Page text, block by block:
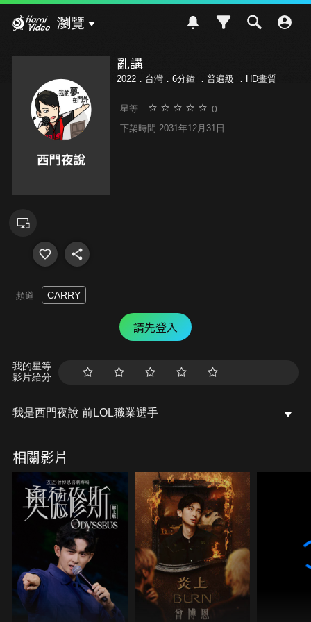
瀏覽
亂講
2022．台灣．6分鐘 ． 普遍級 ．HD畫質
星等 0
下架時間 2031年12月31日
頻道 CARRY
請先登入
我的星等
影片給分
我是西門夜說 前LOL職業選手
相關影片